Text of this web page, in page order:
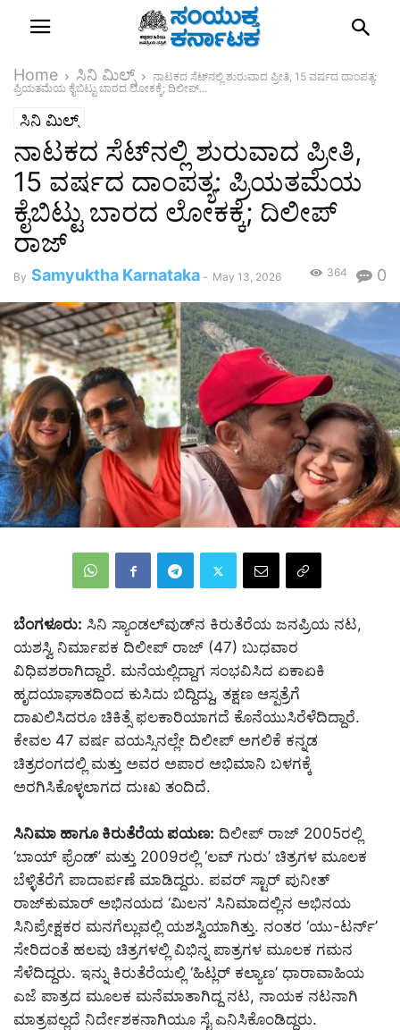
Home ಸಿನಿ ಮಿಲ್ಸ್
​ನಾಟಕದ ಸೆಟ್‌ನಲ್ಲಿ ಶುರುವಾದ ಪ್ರೀತಿ, 15 ವರ್ಷದ ದಾಂಪತ್ಯ:
ಪ್ರಿಯತಮೆಯ ಕೈಬಿಟ್ಟು ಬಾರದ ಲೋಕಕ್ಕೆ; ದಿಲೀಪ್...
ಸಿನಿ ಮಿಲ್ಸ್
​ನಾಟಕದ ಸೆಟ್‌ನಲ್ಲಿ ಶುರುವಾದ ಪ್ರೀತಿ,
15 ವರ್ಷದ ದಾಂಪತ್ಯ: ಪ್ರಿಯತಮೆಯ
ಕೈಬಿಟ್ಟು ಬಾರದ ಲೋಕಕ್ಕೆ; ದಿಲೀಪ್
ರಾಜ್
By Samyuktha Karnataka - May 13, 2026 0
364
ಬೆಂಗಳೂರು: ಸಿನಿ ಸ್ಯಾಂಡಲ್‌ವುಡ್‌ನ ಕಿರುತೆರೆಯ ಜನಪ್ರಿಯ ನಟ,
ಯಶಸ್ವಿ ನಿರ್ಮಾಪಕ ದಿಲೀಪ್ ರಾಜ್ (47) ಬುಧವಾರ
ವಿಧಿವಶರಾಗಿದ್ದಾರೆ. ಮನೆಯಲ್ಲಿದ್ದಾಗ ಸಂಭವಿಸಿದ ಏಕಾಏಕಿ
ಹೃದಯಾಘಾತದಿಂದ ಕುಸಿದು ಬಿದ್ದಿದ್ದು, ತಕ್ಷಣ ಆಸ್ಪತ್ರೆಗೆ
ದಾಖಲಿಸಿದರೂ ಚಿಕಿತ್ಸೆ ಫಲಕಾರಿಯಾಗದೆ ಕೊನೆಯುಸಿರೆಳೆದಿದ್ದಾರೆ.
ಕೇವಲ 47 ವರ್ಷ ವಯಸ್ಸಿನಲ್ಲೇ ದಿಲೀಪ್‌ ಅಗಲಿಕೆ ಕನ್ನಡ
ಚಿತ್ರರಂಗದಲ್ಲಿ ಮತ್ತು ಅವರ ಅಪಾರ ಅಭಿಮಾನಿ ಬಳಗಕ್ಕೆ
ಅರಗಿಸಿಕೊಳ್ಳಲಾಗದ ದುಃಖ ತಂದಿದೆ.
ಸಿನಿಮಾ ಹಾಗೂ ಕಿರುತೆರೆಯ ಪಯಣ: ದಿಲೀಪ್ ರಾಜ್ 2005ರಲ್ಲಿ
‘ಬಾಯ್ ಫ್ರೆಂಡ್’ ಮತ್ತು 2009ರಲ್ಲಿ ‘ಲವ್ ಗುರು’ ಚಿತ್ರಗಳ ಮೂಲಕ
ಬೆಳ್ಳಿತೆರೆಗೆ ಪಾದಾರ್ಪಣೆ ಮಾಡಿದ್ದರು. ಪವರ್ ಸ್ಟಾರ್ ಪುನೀತ್
ರಾಜ್‌ಕುಮಾರ್ ಅಭಿನಯದ ‘ಮಿಲನ’ ಸಿನಿಮಾದಲ್ಲಿನ ಅಭಿನಯ
ಸಿನಿಪ್ರೇಕ್ಷಕರ ಮನಗೆಲ್ಲುವಲ್ಲಿ ಯಶಸ್ವಿಯಾಗಿತ್ತು. ನಂತರ ‘ಯು-ಟರ್ನ್’
ಸೇರಿದಂತೆ ಹಲವು ಚಿತ್ರಗಳಲ್ಲಿ ವಿಭಿನ್ನ ಪಾತ್ರಗಳ ಮೂಲಕ ಗಮನ
ಸೆಳೆದಿದ್ದರು. ಇನ್ನು ಕಿರುತೆರೆಯಲ್ಲಿ ‘ಹಿಟ್ಲರ್ ಕಲ್ಯಾಣ’ ಧಾರಾವಾಹಿಯ
ಎಜೆ ಪಾತ್ರದ ಮೂಲಕ ಮನೆಮಾತಾಗಿದ್ದ ನಟ, ನಾಯಕ ನಟನಾಗಿ
ಮಾತ್ರವಲ್ಲದೆ ನಿರ್ದೇಶಕನಾಗಿಯೂ ಸೈ ಎನಿಸಿಕೊಂಡಿದ್ದರು.